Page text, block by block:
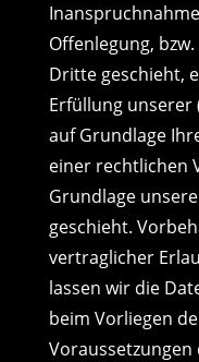
Offenlegung,
Dritte geschieht,
Erfüllung unserer
auf Grundlage
einer rechtlichen
Grundlage
geschieht.
vertraglicher
lassen wir die
beim Vorliegen
Voraussetzungen